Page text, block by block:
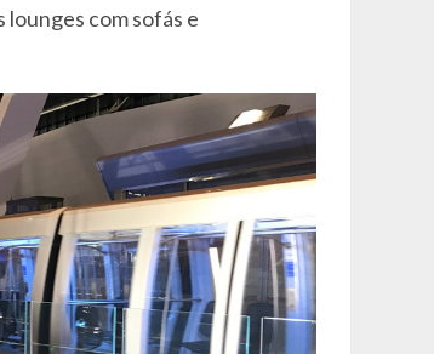
com sofás e